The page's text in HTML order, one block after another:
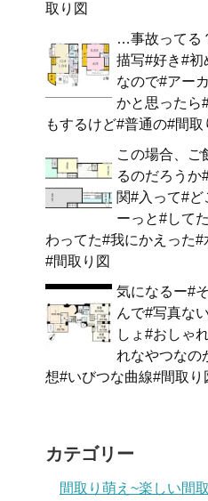
取り図
…事故ってる
描写#好き#初
なので#アー
かと思ったら
もするけど#普通の#間取
この場合、ご
るのだろうか
関#入って#
ーっと#して
わってた#我にかえった
#間取り図
気になるー#
んで#写真な
しょ#おしゃ
れなやつなの
想#いびつな曲線#間取り
カテゴリー
間取り萌え~楽しい間